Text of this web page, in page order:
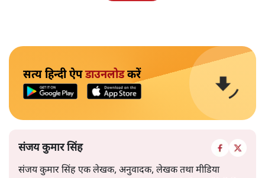
सत्य हिन्दी ऐपडाउनलोडकरें
संजय कुमार सिंह
संजय कुमार सिंह एक लेखक, अनुवादक, लेखक तथा मीडिया